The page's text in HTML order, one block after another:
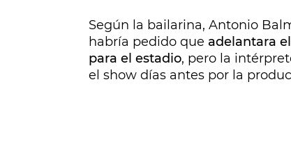
Según la bailarina, Antonio
habría pedido que adelantara
para el estadio, pero la
el show días antes por la